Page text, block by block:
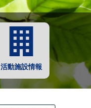
活動施設情報